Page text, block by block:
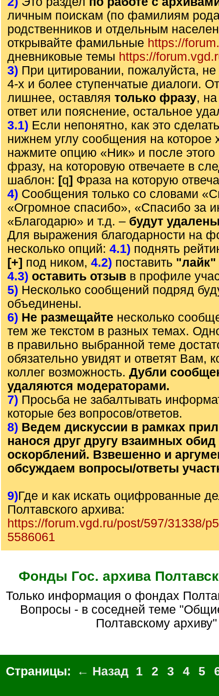
личным поискам (по фамилиям
родственников и отдельным
открывайте фамильные https://
дневниковые темы https://
3) При цитировании, пожалуйста, не
4-х и более ступенчатые диалоги.
лишнее, оставляя только фразу,
ответ или пояснение, остальное
3.1) Если непонятно, как это
нижнем углу сообщения на которое
нажмите опцию «Ник» и после этого
фразу, на которовую отвечаете в
шаблон: [q] Фраза на которую
4) Сообщения только со словами
«Огромное спасибо», «Спасибо за
«Благодарю» и т.д. – будут
Для выражения благодарности на
несколько опций: 4.1) поднять
[+] под ником, 4.2) поставить "лайк"
4.3) оставить отзыв в профиле
5) Несколько сообщений подряд
объединены.
6) Не размещайте несколько
тем же текстом в разных темах.
в правильно выбранной теме
обязательно увидят и ответят Вам,
коллег возможность. Дубли
удаляются модераторами.
7) Просьба не забалтывать
которые без вопросов/ответов.
8) Ведем дискуссии в рамках
нанося друг другу взаимных обид
оскорблений. Взвешенно и
обсуждаем вопросы/ответы
9)Где и как искать оцифрованные
Полтавского архива:
https://forum.vgd.ru/post/597/31338/
5586061
Фонды Гос. архива
Только информация о фондах Полтавскоого архива.
Вопросы - в соседней теме
Полтавскому архиву"
Страницы: ← Назад 1 2 3 4 5